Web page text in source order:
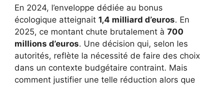
En 2024, l’enveloppe dédiée au bonus
écologique atteignait 1,4 milliard d’euros. En
2025, ce montant chute brutalement à 700
millions d’euros. Une décision qui, selon les
autorités, reflète la nécessité de faire des choix
dans un contexte budgétaire contraint. Mais
comment justifier une telle réduction alors que